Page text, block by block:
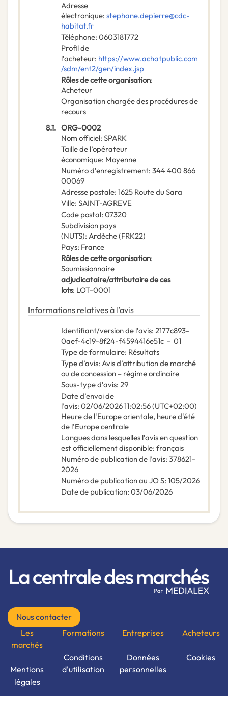
Adresse
électronique: stephane.depierre@cdc-
habitat.fr
Téléphone: 0603181772
Profil de
l’acheteur: https://www.achatpublic.com
/sdm/ent2/gen/index.jsp
Rôles de cette organisation:
Acheteur
Organisation chargée des procédures de
recours
8.1. ORG-0002
Nom officiel: SPARK
Taille de l’opérateur
économique: Moyenne
Numéro d’enregistrement: 344 400 866
00069
Adresse postale: 1625 Route du Sara
Ville: SAINT-AGREVE
Code postal: 07320
Subdivision pays
(NUTS): Ardèche(FRK22)
Pays: France
Rôles de cette organisation:
Soumissionnaire
adjudicataire/attributaire de ces
lots: LOT-0001
Informations relatives à l’avis
Identifiant/version de l’avis: 2177c893-
0aef-4c19-8f24-f4594416e51c - 01
Type de formulaire: Résultats
Type d’avis: Avis d’attribution de marché
ou de concession – régime ordinaire
Sous-type d’avis: 29
Date d’envoi de
l’avis: 02/06/202611:02:56 (UTC+02:00)
Heure de l'Europe orientale, heure d'été
de l'Europe centrale
Langues dans lesquelles l’avis en question
est officiellement disponible: français
Numéro de publication de l’avis: 378621-
2026
Numéro de publication au JO S: 105/2026
Date de publication: 03/06/2026
Nous contacter
Les
marchés
Mentions
légales
Formations
Conditions
d'utilisation
Entreprises
Données
personnelles
Acheteurs
Cookies